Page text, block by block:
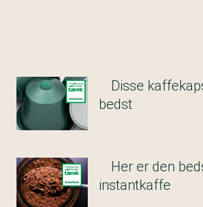
Disse
bedst
Her er den
instantkaffe